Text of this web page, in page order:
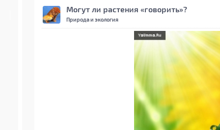
Могут ли растения «говорить»?
Природа и экология